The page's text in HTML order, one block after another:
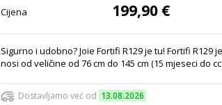
Cijena 199,90 €
Sigurno i udobno? Joie Fortifi R129 je tu! Fortifi
nosi od veličine od 76 cm do 145 cm (15 mjeseci do
Dostavljamo već od 13.08.2026